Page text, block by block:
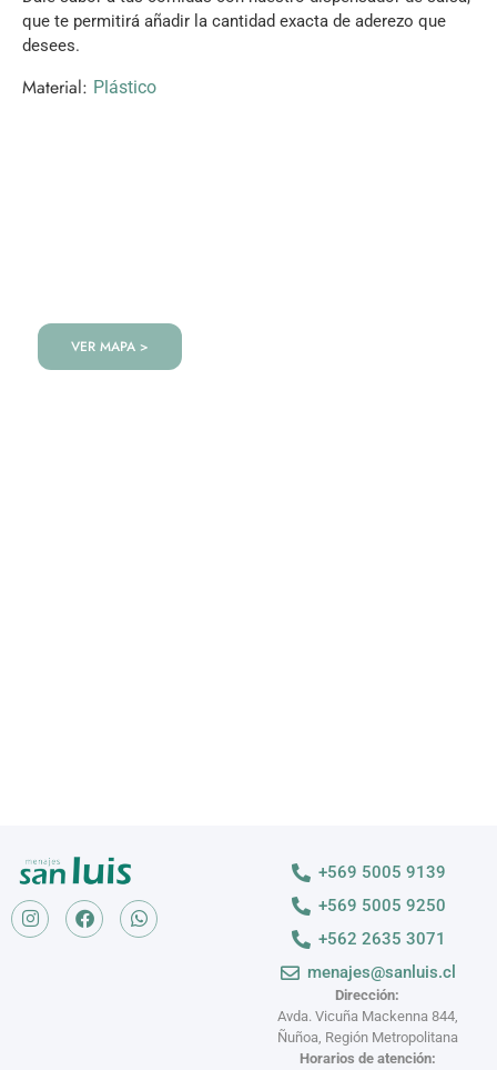
que te permitirá añadir la cantidad exacta de aderezo que
desees.
Material: Plástico
VER MAPA >
Dirección:
Avda. Vicuña Mackenna 844,
Ñuñoa, Región Metropolitana
Horarios de atención:
+569 5005 9139
+569 5005 9250
+562 2635 3071
menajes@sanluis.cl